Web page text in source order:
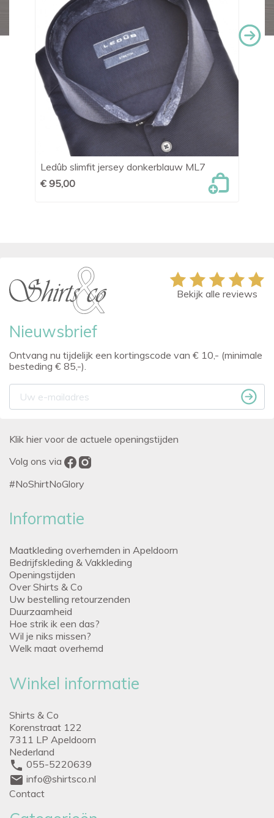
Ledûb slimfit jersey donkerblauw ML7
€ 95,00
Nieuwsbrief
Ontvang nu tijdelijk een kortingscode van € 10,- (minimale
besteding € 85,-).
Bekijk alle reviews
Klik hier voor de actuele openingstijden
Volg ons via
#NoShirtNoGlory
Informatie
Maatkleding overhemden in Apeldoorn
Bedrijfskleding & Vakkleding
Openingstijden
Over Shirts & Co
Uw bestelling retourzenden
Duurzaamheid
Hoe strik ik een das?
Wil je niks missen?
Welk maat overhemd
Winkel informatie
Shirts & Co
Korenstraat 122
7311 LP Apeldoorn
Nederland
phone 055-5220639
mail info@shirtsco.nl
Contact